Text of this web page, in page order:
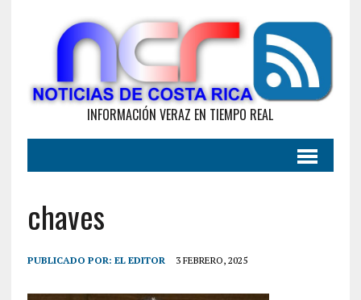
INFORMACIÓN VERAZ EN TIEMPO REAL
chaves
PUBLICADO POR: EL EDITOR 3 FEBRERO, 2025